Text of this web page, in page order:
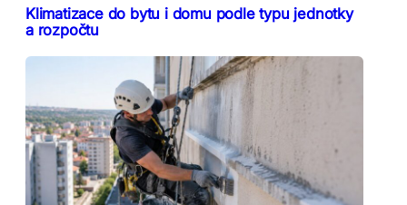
Klimatizace do bytu i domu podle typu jednotky
a rozpočtu